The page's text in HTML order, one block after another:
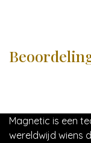
Magnetic is een
wereldwijd wiens